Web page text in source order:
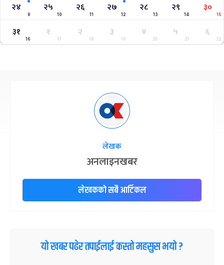
२४
9
२५
10
२६
11
२७
12
२८
13
२९
14
३०
15
३१
16
१
17
२
18
३
19
४
20
५
21
६
22
लेखक
अनलाइनखबर
लेखकको सबै आर्टिकल
यो खबर पढेर तपाईलाई कस्तो महसुस भयो ?